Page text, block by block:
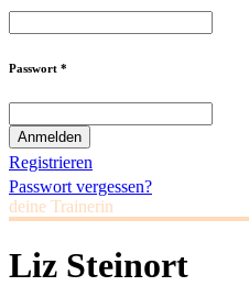
Passwort *
Registrieren
Passwort vergessen?
deine Trainerin
Liz Steinort